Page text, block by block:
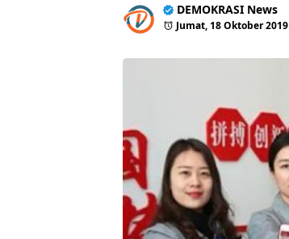
DEMOKRASI News
Jumat, 18 Oktober 2019